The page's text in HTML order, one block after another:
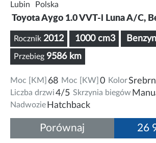
Lubin Polska
Toyota Aygo 1.0 VVT-i Luna A/C,
Rocznik 2012 1000 cm3
Przebieg 9586 km
Moc [KM] 68 Moc [KW] 0 Kolor
Liczba drzwi4/5 Skrzynia biegów
Nadwozie Hatchback
26
Porównaj